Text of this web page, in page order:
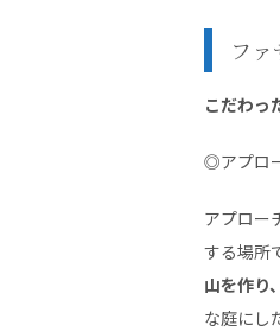
フ
こだわっ
◎アプロ
アプロー
する場所
山を作り
な庭にし